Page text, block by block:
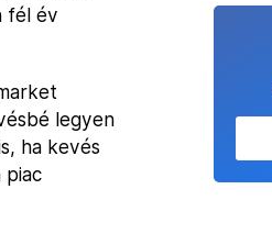
fél év
legyen
ha kevés
piac